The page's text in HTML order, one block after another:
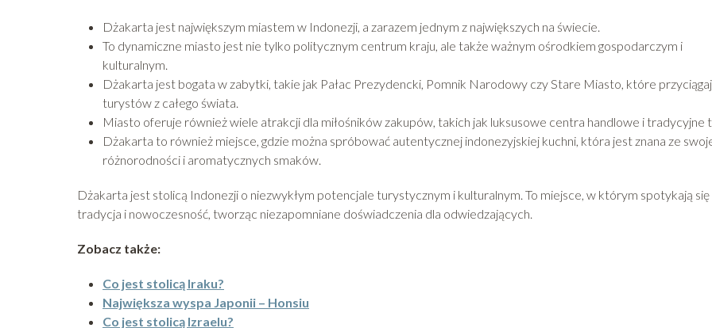
Dżakarta jest największym miastem w Indonezji, a zarazem jednym z największych na świecie.
To dynamiczne miasto jest nie tylko politycznym centrum kraju, ale także ważnym ośrodkiem gospodarczym i
kulturalnym.
Dżakarta jest bogata w zabytki, takie jak Pałac Prezydencki, Pomnik Narodowy czy Stare Miasto, które
turystów z całego świata.
Miasto oferuje również wiele atrakcji dla miłośników zakupów, takich jak luksusowe centra handlowe i tradycyjne
Dżakarta to również miejsce, gdzie można spróbować autentycznej indonezyjskiej kuchni, która jest znana ze
różnorodności i aromatycznych smaków.
Dżakarta jest stolicą Indonezji o niezwykłym potencjale turystycznym i kulturalnym. To miejsce, w którym spotykają się
tradycja i nowoczesność, tworząc niezapomniane doświadczenia dla odwiedzających.
Zobacz także:
Co jest stolicą Iraku?
Największa wyspa Japonii – Honsiu
Co jest stolicą Izraelu?